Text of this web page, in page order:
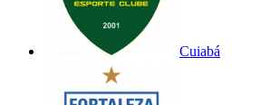
Cuiabá